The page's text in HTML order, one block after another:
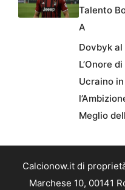
Talento
A
Dovbyk al
L’Onore
Ucraino
Meglio
Calcionow.it di
Marchese 10, 00141